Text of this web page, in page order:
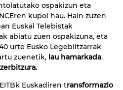
ospakizun eta
kupoi hau. Hain zuzen
Euskal Telebistak
abiatu zuen ospakizuna, eta
urte Eusko Legebiltzarrak
zuenetik, lau hamarkada,
Euskadiren transformazio